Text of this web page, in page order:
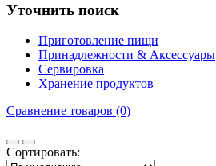
Уточнить поиск
Приготовление пищи
Принадлежности & Аксессуары
Сервировка
Хранение продуктов
Сравнение товаров (0)
Сортировать: